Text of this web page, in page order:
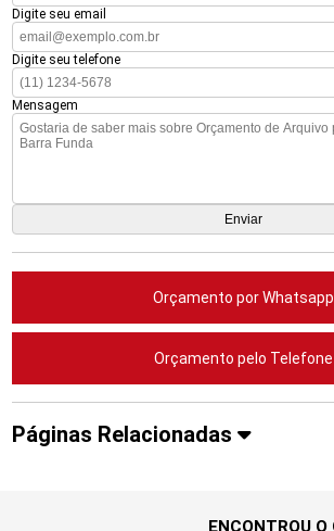
Digite seu email
Digite seu telefone
Mensagem
Orçamento por Whatsapp
Orçamento pelo Telefone
Páginas Relacionadas
ENCONTROU O